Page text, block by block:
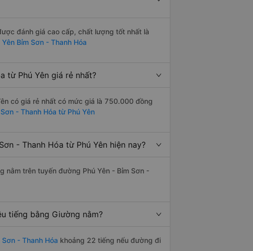
đánh giá cao cấp, chất lượng tốt nhất là
Yên Bỉm Sơn - Thanh Hóa
từ Phú Yên giá rẻ nhất?
có giá rẻ nhất có mức giá là 750.000 đồng
- Thanh Hóa từ Phú Yên
- Thanh Hóa từ Phú Yên hiện nay?
nằm trên tuyến đường Phú Yên - Bỉm Sơn -
tiếng bằng Giường nằm?
- Thanh Hóa khoảng 22 tiếng nếu đường đi